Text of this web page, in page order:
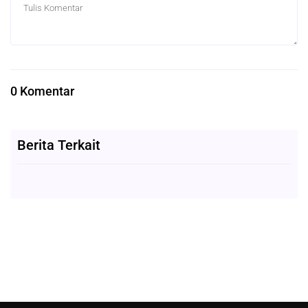
0 Komentar
Berita Terkait